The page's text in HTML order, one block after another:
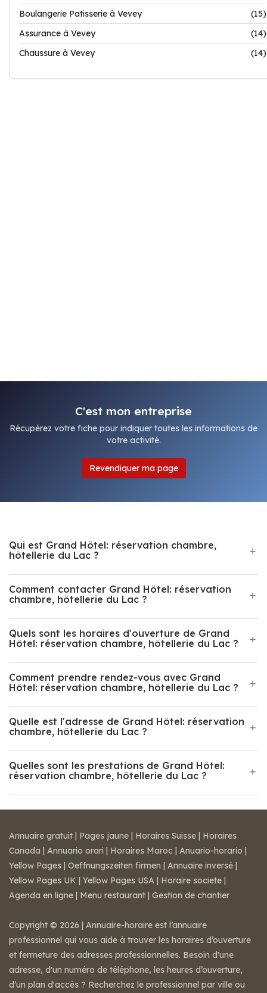
Boulangerie Patisserie à Vevey
(15)
Assurance à Vevey
(14)
Chaussure à Vevey
(14)
C'est mon entreprise
Récupérez votre fiche pour indiquer toutes les informations de
votre activité.
Revendiquer ma page
Qui est Grand Hôtel: réservation chambre,
hôtellerie du Lac ?
Comment contacter Grand Hôtel: réservation
chambre, hôtellerie du Lac ?
Quels sont les horaires d'ouverture de Grand
Hôtel: réservation chambre, hôtellerie du Lac ?
Comment prendre rendez-vous avec Grand
Hôtel: réservation chambre, hôtellerie du Lac ?
Quelle est l'adresse de Grand Hôtel: réservation
chambre, hôtellerie du Lac ?
Quelles sont les prestations de Grand Hôtel:
réservation chambre, hôtellerie du Lac ?
Annuaire gratuit | Pages jaune | Horaires Suisse | Horaires
Canada | Annuario orari | Horaires Maroc | Anuario-horario |
Yellow Pages | Oeffnungszeiten firmen | Annuaire inversé |
Yellow Pages UK | Yellow Pages USA | Horaire societe |
Agenda en ligne | Menu restaurant | Gestion de chantier
Copyright © 2026 | Annuaire-horaire est l’annuaire
professionnel qui vous aide à trouver les horaires d’ouverture
et fermeture des adresses professionnelles. Besoin d'une
adresse, d'un numéro de téléphone, les heures d’ouverture,
d’un plan d'accès ? Recherchez le professionnel par ville ou